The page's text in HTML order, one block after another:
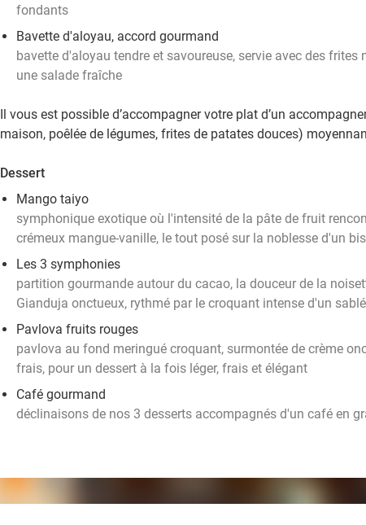
fondants
Bavette d'aloyau, accord gourmand
bavette d'aloyau tendre et savoureuse, servie avec des
une salade fraîche
Il vous est possible d’accompagner votre plat d’un
maison, poêlée de légumes, frites de patates douces)
Dessert
Mango taiyo
symphonique exotique où l'intensité de la pâte de fruit
crémeux mangue-vanille, le tout posé sur la noblesse d'un
Les 3 symphonies
partition gourmande autour du cacao, la douceur de la
Gianduja onctueux, rythmé par le croquant intense d'un
Pavlova fruits rouges
pavlova au fond meringué croquant, surmontée de crème
frais, pour un dessert à la fois léger, frais et élégant
Café gourmand
déclinaisons de nos 3 desserts accompagnés d'un café en